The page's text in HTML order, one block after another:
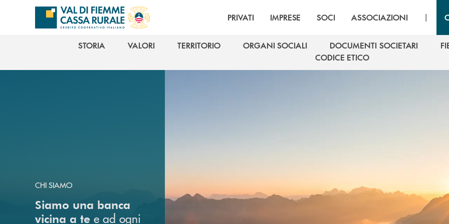
Salta al contenuto principale
PRIVATI IMPRESE SOCI ASSOCIAZIONI |
STORIA
VALORI
TERRITORIO
ORGANI SOCIALI
DOCUMENTI SOCIETARI
DOCUMENTI SOCIETARI
CODICE ETICO
CODICE ETICO
CHI SIAMO
Siamo una banca
vicina a te e ad ogni